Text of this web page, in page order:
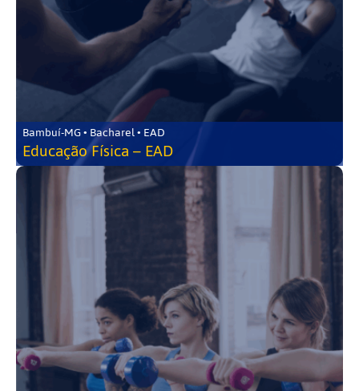
Bambuí-MG • Bacharel • EAD
Educação Física – EAD